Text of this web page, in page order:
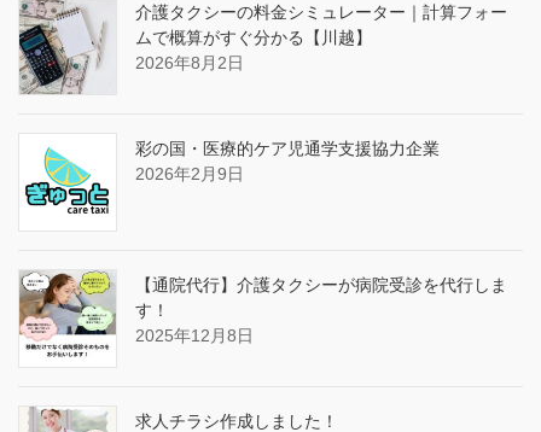
介護タクシーの料金シミュレーター｜計算フォー
ムで概算がすぐ分かる【川越】
2026年8月2日
彩の国・医療的ケア児通学支援協力企業
2026年2月9日
【通院代行】介護タクシーが病院受診を代行しま
す！
2025年12月8日
求人チラシ作成しました！